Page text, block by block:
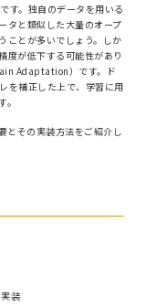
す。独自のデータを用いる
タと類似した大量のオープ
ことが多いでしょう。しか
度が低下する可能性があり
Adaptation）です。ド
を補正した上で、学習に用
とその実装方法をご紹介し
装